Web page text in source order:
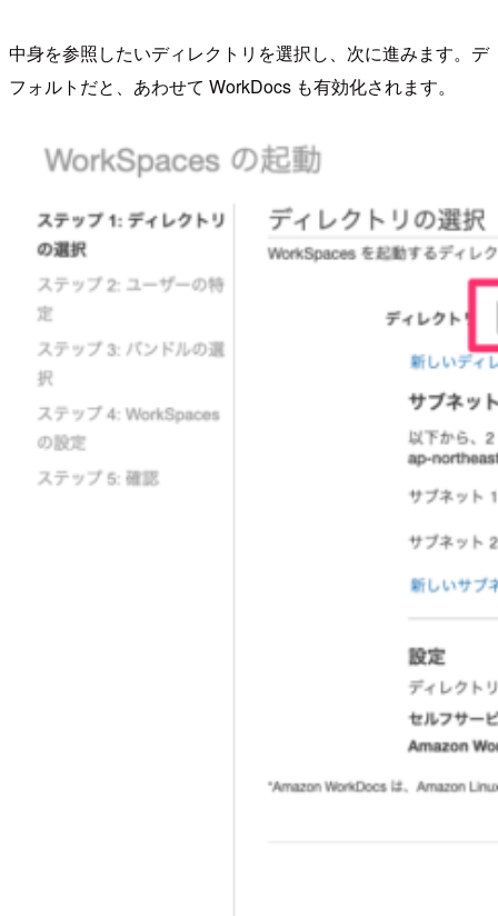
中身を参照したいディレクトリを選択し、次に進みます。デ
フォルトだと、あわせて WorkDocs も有効化されます。